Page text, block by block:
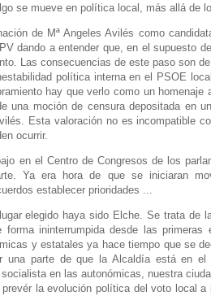
se mueve en política local, más allá de
de Mª Angeles Avilés como
dando a entender que, en el supuesto
Las consecuencias de este paso son
política interna en el PSOE
hay que verlo como un
una moción de censura depositada en
Esta valoración no es incompatible
ocurrir.
en el Centro de Congresos de los
Ya era hora de que se iniciaran
establecer prioridades ...
elegido haya sido Elche. Se trata de
forma ininterrumpida desde las
y estatales ya hace tiempo que se
una parte de que la Alcaldía está en
en las autonómicas, nuestra
prevér la evolución política del voto local